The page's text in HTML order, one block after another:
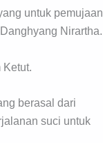
untuk pemujaan
Nirartha.
berasal dari
suci untuk